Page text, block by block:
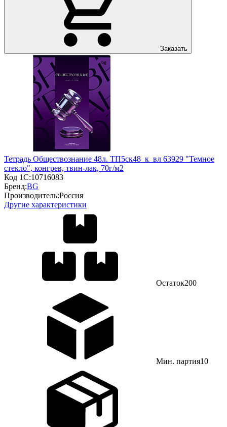
Заказать
Тетрадь Обществознание 48л. ТП5ск48_к_вл 63929 "Темное
стекло", конгрев, твин-лак, 70г/м2
Код 1С:10716083
Бренд:BG
Производитель:Россия
Другие характеристики
Остаток200
Мин. партия10